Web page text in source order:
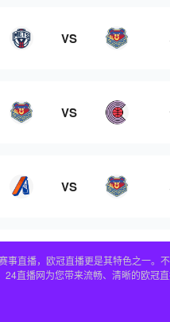
VS
VS
VS
直播，欧冠直播更是其特色之一
直播网为您带来流畅、清晰的欧冠直